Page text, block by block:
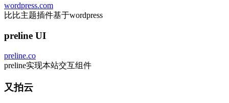
wordpress.com
比比主题插件基于wordpress
preline UI
preline.co
preline实现本站交互组件
又拍云